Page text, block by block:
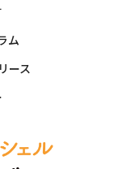
ム
ース